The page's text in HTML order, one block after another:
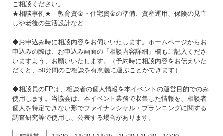
ご相談ください。
★相談事例★ 教育資金・住宅資金の準備、資産運用、保険の見直
しや老後の生活設計など
◆お申込み時に相談内容をお伺いいたします。ホームページからお
申込みの際は、お申込み画面の「相談内容詳細」欄もご記入くださ
いますよう、お願いいたします。（予約時に相談内容をお伝えいた
だくと、50分間のご相談を有意義に運ぶことができます）
◆相談員のFPは、相談者の個人情報を本イベントの運営目的でのみ
使用します。当協会は、本イベント業務で収集した情報を、相談者
個人を特定できない形でファイナンシャル・プランニングに関する
調査研究等で使用し、公表する場合があります。